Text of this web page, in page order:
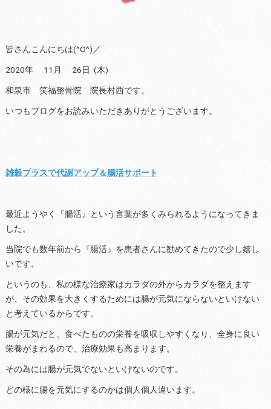
皆さんこんにちは(^O^)／
2020年 11月 26日 (木)
和泉市 笑福整骨院 院長村西です。
いつもブログをお読みいただきありがとうございます。
雑穀プラスで代謝アップ＆腸活サポート
最近ようやく『腸活』という言葉が多くみられるようになってきま
した。
当院でも数年前から『腸活』を患者さんに勧めてきたので少し嬉し
いです。
というのも、私の様な治療家はカラダの外からカラダを整えます
が、その効果を大きくするためには腸が元気にならないといけない
と考えているからです。
腸が元気だと、食べたものの栄養を吸収しやすくなり、全身に良い
栄養がまわるので、治療効果も高まります。
その為には腸が元気でないといけないのです。
どの様に腸を元気にするのかは個人個人違います。